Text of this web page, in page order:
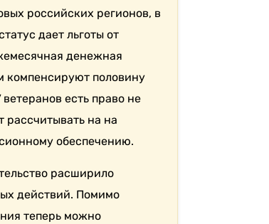
российских регионов, в
дает льготы от
денежная
компенсируют половину
есть право не
рассчитывать на на
обеспечению.
расширило
действий. Помимо
теперь можно